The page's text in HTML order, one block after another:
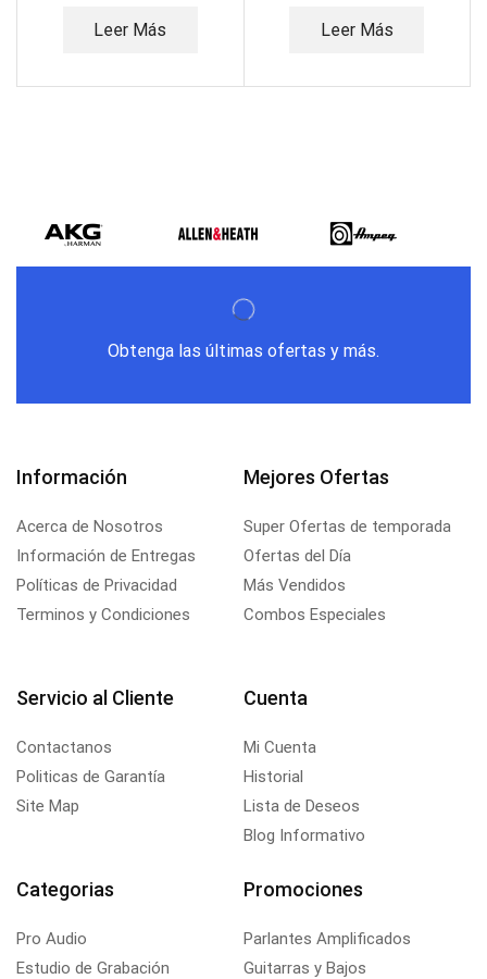
Leer Más Leer Más
Obtenga las últimas ofertas y más.
Información
Acerca de Nosotros
Información de Entregas
Políticas de Privacidad
Terminos y Condiciones
Mejores Ofertas
Super Ofertas de temporada
Ofertas del Día
Más Vendidos
Combos Especiales
Servicio al Cliente
Contactanos
Politicas de Garantía
Site Map
Cuenta
Mi Cuenta
Historial
Lista de Deseos
Blog Informativo
Categorias
Pro Audio
Estudio de Grabación
Promociones
Parlantes Amplificados
Guitarras y Bajos